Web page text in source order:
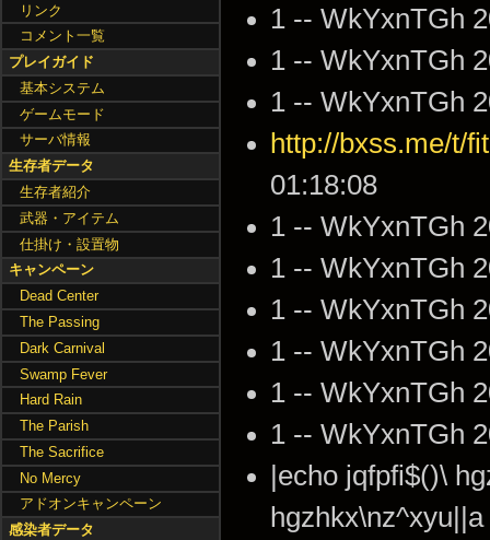
1 -- WkYxnTGh
1 -- WkYxnTGh
1 -- WkYxnTGh
http://bxss.me/t/
01:18:08
1 -- WkYxnTGh
1 -- WkYxnTGh
1 -- WkYxnTGh
1 -- WkYxnTGh
1 -- WkYxnTGh
1 -- WkYxnTGh
|echo jqfpfi$()\
リンク
コメント一覧
プレイガイド
基本システム
ゲームモード
サーバ情報
生存者データ
生存者紹介
武器・アイテム
仕掛け・設置物
キャンペーン
Dead Center
The Passing
Dark Carnival
Swamp Fever
Hard Rain
The Parish
The Sacrifice
No Mercy
アドオンキャンペーン
感染者データ